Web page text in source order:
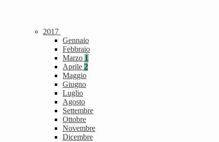
2017
Gennaio
Febbraio
Marzo 1
Aprile 2
Maggio
Giugno
Luglio
Agosto
Settembre
Ottobre
Novembre
Dicembre